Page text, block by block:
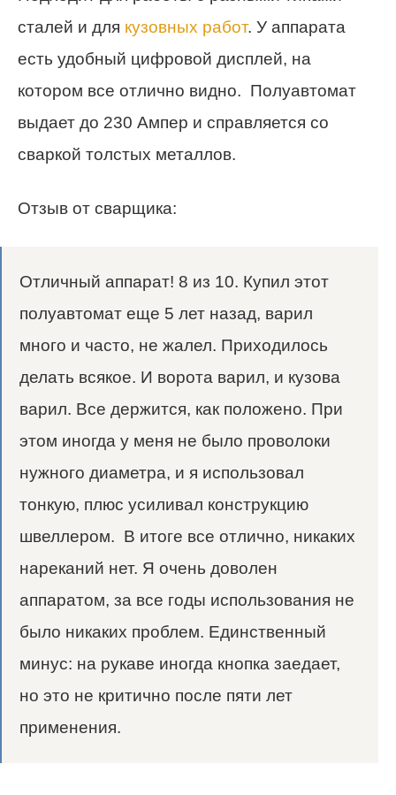
сталей и для кузовных работ. У аппарата
есть удобный цифровой дисплей, на
котором все отлично видно. Полуавтомат
выдает до 230 Ампер и справляется со
сваркой толстых металлов.
Отзыв от сварщика:
Отличный аппарат! 8 из 10. Купил этот
полуавтомат еще 5 лет назад, варил
много и часто, не жалел. Приходилось
делать всякое. И ворота варил, и кузова
варил. Все держится, как положено. При
этом иногда у меня не было проволоки
нужного диаметра, и я использовал
тонкую, плюс усиливал конструкцию
швеллером. В итоге все отлично, никаких
нареканий нет. Я очень доволен
аппаратом, за все годы использования не
было никаких проблем. Единственный
минус: на рукаве иногда кнопка заедает,
но это не критично после пяти лет
применения.